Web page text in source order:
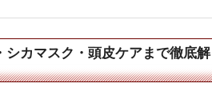
シカマスク・頭皮ケアまで徹底解